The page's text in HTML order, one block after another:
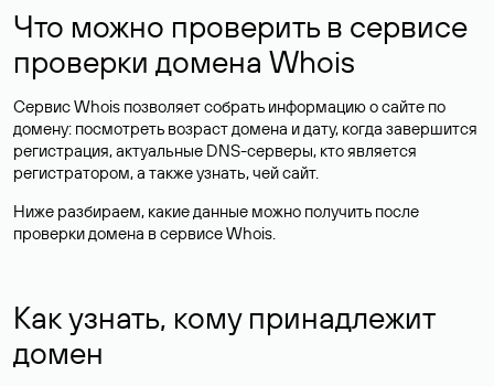
Что можно проверить в сервисе
проверки домена Whois
Сервис Whois позволяет собрать информацию о сайте по
домену: посмотреть возраст домена и дату, когда завершится
регистрация, актуальные DNS-серверы, кто является
регистратором, а также узнать, чей сайт.
Ниже разбираем, какие данные можно получить после
проверки домена в сервисе Whois.
Как узнать, кому принадлежит
домен